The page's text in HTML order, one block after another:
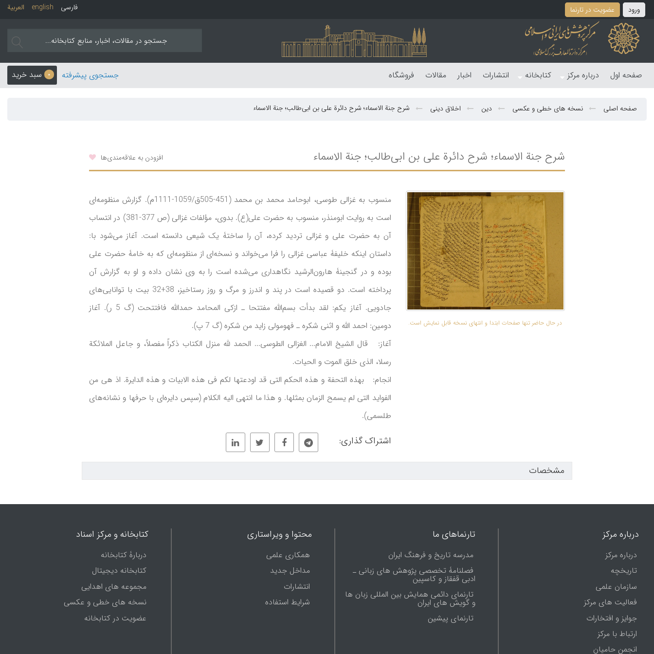
ورود عضویت در تارنما العربیة english فارسی
صفحه اول درباره مرکز کتابخانه انتشارات اخبار مقالات فروشگاه 0 سبد خرید جستجوی پیشرفته
صفحه اصلی نسخه های خطی و عکسی دین اخلاق دینی شرح جنة الاسماء؛ شرح دائرة علی بن ابی‌طالب؛ جنة الاسماء
شرح جنة الاسماء؛ شرح دائرة علی بن ابی‌طالب؛ جنة الاسماء افزودن به علاقه‌مندی‌ها
در حال حاضر تنها صفحات ابتدا و انتهای نسخه قابل نمایش است.
منسوب به غزالی طوسی، ابوحامد محمد بن محمد (451-505ق/1059-1111م). گزارش منظومه‌ای
است به روایت ابومنذر، منسوب به حضرت علی(ع). بدوی، مؤلفات غزالی (ص 377-381) در انتساب
آن به حضرت علی و غزالی تردید کرده، آن را ساختۀ یک شیعی دانسته است. آغاز می‌شود با:
داستان اینکه خلیفۀ عباسی غزالی را فرا می‌خواند و نسخه‌ای از منظومه‌ای که به خامۀ حضرت علی
بوده و در گنجینۀ هارون‌الرشید نگاهداری می‌شده است را به وی نشان داده و او به گزارش آن
پرداخته است. دو قصیده است در پند و اندرز و مرگ و روز رستاخیز، 38+32 بیت با توانایی‌های
جادویی. آغاز یکم: لقد بدأت بسم‌الله مفتتحا ـ ازکی المحامد حمدالله فافتتحت (گ 5 ر). آغاز
دومین: احمد الله و اثنی شکره ـ فهومولی زاید من شکره (گ 7 پ).
آغاز: قال الشیخ الامام... الغزالی الطوسی... الحمد لله منزل الکتاب ذکراً مفصلاً، و جاعل الملائکة
رسلا، الذی خلق الموت و الحیات.
انجام: بهذه التحفة و هذه الحکم التی قد اودعتها لکم فی هذه الابیات و هذه الدایرة. اذ هی من
الفواید التی لم یسمح الزمان بمثلها. و هذا ما انتهی الیه الکلام (سپس دایره‌ای با حرفها و نشانه‌های
طلسمی).
اشتراک گذاری:
مشخصات
درباره مرکز
درباره مرکز
تاریخچه
سازمان علمی
فعالیت های مرکز
جوایز و افتخارات
ارتباط با مرکز
انجمن حامیان
تارنماهای ما
مدرسه تاریخ و فرهنگ ایران
فصلنامۀ تخصصی پژوهش های زبانی ـ
ادبی قفقاز و کاسپین
تارنمای دائمی همایش بین المللی زبان ها
و گویش های ایران
تارنماى پيشين
محتوا و ویراستاری
همکاری علمی
مداخل جدید
انتشارات
شرایط استفاده
کتابخانه و مرکز اسناد
دربارۀ کتابخانه
کتابخانه دیجیتال
مجموعه های اهدایی
نسخه های خطی و عکسی
عضویت در کتابخانه